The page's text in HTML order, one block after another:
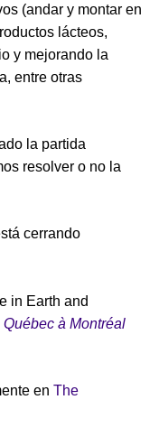
(andar y montar en
lácteos,
y mejorando la
entre otras
la partida
resolver o no la
cerrando
in Earth and
à Montréal
en The